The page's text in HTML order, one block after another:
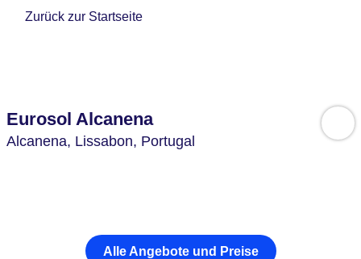
Zurück zur Startseite
Eurosol Alcanena
Alcanena, Lissabon, Portugal
Alle Angebote und Preise